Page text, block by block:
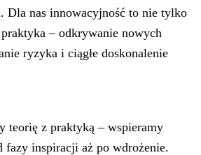
Dla nas innowacyjność to nie tylko
– odkrywanie nowych
ryzyka i ciągłe doskonalenie
teorię z praktyką – wspieramy
fazy inspiracji aż po wdrożenie.